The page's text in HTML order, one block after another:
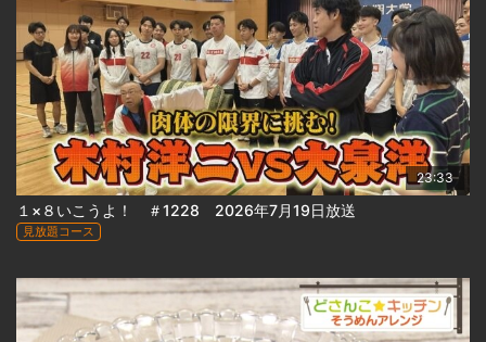
23:33
１×８いこうよ！ ＃1228 2026年7月19日放送
見放題コース